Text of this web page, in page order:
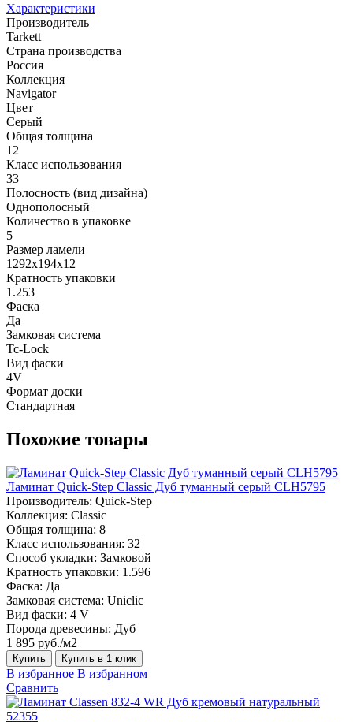
Характеристики
Производитель
Tarkett
Страна производства
Россия
Коллекция
Navigator
Цвет
Серый
Общая толщина
12
Класс использования
33
Полосность (вид дизайна)
Однополосный
Количество в упаковке
5
Размер ламели
1292х194х12
Кратность упаковки
1.253
Фаска
Да
Замковая система
Tc-Lock
Вид фаски
4V
Формат доски
Стандартная
Похожие товары
Ламинат Quick-Step Classic Дуб туманный серый CLH5795
Производитель: Quick-Step
Коллекция: Classic
Общая толщина: 8
Класс использования: 32
Способ укладки: Замковой
Кратность упаковки: 1.596
Фаска: Да
Замковая система: Uniclic
Вид фаски: 4 V
Порода древесины: Дуб
1 895 руб./м2
Купить Купить в 1 клик
В избранное В избранном
Сравнить